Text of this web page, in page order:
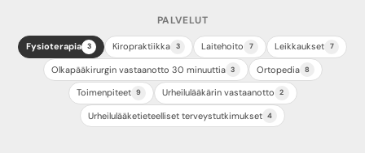
PALVELUT
Fysioterapia 3 Kiropraktiikka 3 Laitehoito 7 Leikkaukset 7
Olkapääkirurgin vastaanotto 30 minuuttia 3 Ortopedia 8
Toimenpiteet 9 Urheilulääkärin vastaanotto 2
Urheilulääketieteelliset terveystutkimukset 4